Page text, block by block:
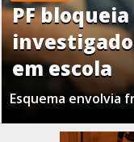
PF
em escola
Esquema envolvia